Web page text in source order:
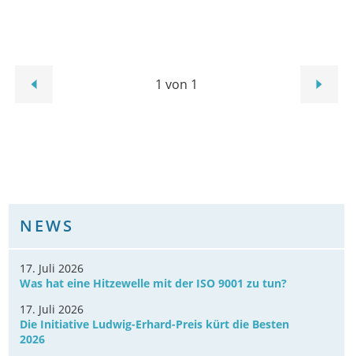
1 von 1
NEWS
17. Juli 2026
Was hat eine Hitzewelle mit der ISO 9001 zu tun?
17. Juli 2026
Die Initiative Ludwig-Erhard-Preis kürt die Besten
2026